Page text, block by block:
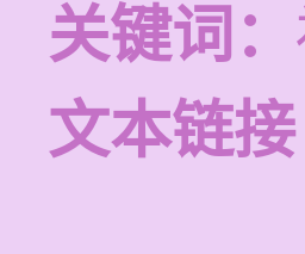
关键词：
文本链接